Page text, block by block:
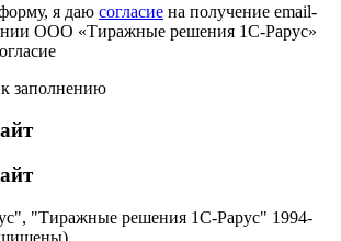
я даю согласие на получение email-
ООО «Тиражные решения 1С-Рарус»
к заполнению
"Тиражные решения 1С-Рарус" 1994-